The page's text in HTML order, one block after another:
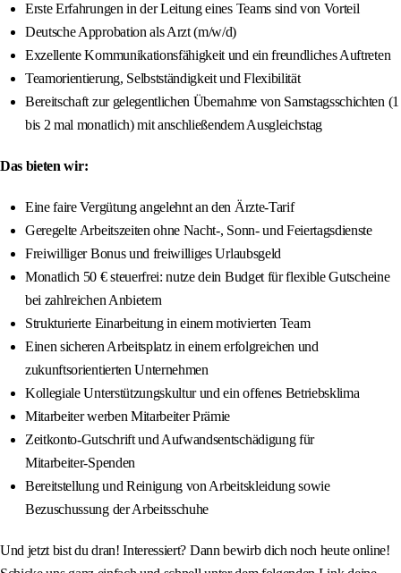
Erste Erfahrungen in der Leitung eines Teams sind von Vorteil
Deutsche Approbation als Arzt (m/w/d)
Exzellente Kommunikationsfähigkeit und ein freundliches Auftreten
Teamorientierung, Selbstständigkeit und Flexibilität
Bereitschaft zur gelegentlichen Übernahme von Samstagsschichten (1
bis 2 mal monatlich) mit anschließendem Ausgleichstag
Das bieten wir:
Eine faire Vergütung angelehnt an den Ärzte‑Tarif
Geregelte Arbeitszeiten ohne Nacht-, Sonn- und Feiertagsdienste
Freiwilliger Bonus und freiwilliges Urlaubsgeld
Monatlich 50 € steuerfrei: nutze dein Budget für flexible Gutscheine
bei zahlreichen Anbietern
Strukturierte Einarbeitung in einem motivierten Team
Einen sicheren Arbeitsplatz in einem erfolgreichen und
zukunftsorientierten Unternehmen
Kollegiale Unterstützungskultur und ein offenes Betriebsklima
Mitarbeiter werben Mitarbeiter Prämie
Zeitkonto‑Gutschrift und Aufwandsentschädigung für
Mitarbeiter‑Spenden
Bereitstellung und Reinigung von Arbeitskleidung sowie
Bezuschussung der Arbeitsschuhe
Und jetzt bist du dran! Interessiert? Dann bewirb dich noch heute online!